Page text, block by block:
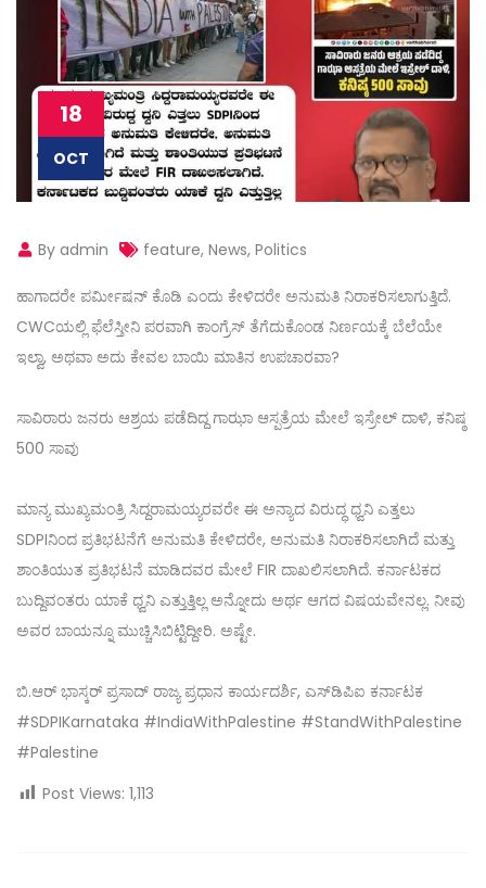
18
OCT
By admin feature, News, Politics
ಹಾಗಾದರೇ ಪರ್ಮೀಷನ್ ಕೊಡಿ ಎಂದು ಕೇಳಿದರೇ ಅನುಮತಿ ನಿರಾಕರಿಸಲಾಗುತ್ತಿದೆ.
CWCಯಲ್ಲಿ ಫೆಲೆಸ್ತೀನಿ ಪರವಾಗಿ ಕಾಂಗ್ರೆಸ್‌ ತೆಗೆದುಕೊಂಡ ನಿರ್ಣಯಕ್ಕೆ ಬೆಲೆಯೇ
ಇಲ್ವಾ, ಅಥವಾ ಅದು ಕೇವಲ ಬಾಯಿ ಮಾತಿನ ಉಪಚಾರವಾ?
ಸಾವಿರಾರು ಜನರು ಆಶ್ರಯ ಪಡೆದಿದ್ದ ಗಾಝಾ ಆಸ್ಪತ್ರೆಯ ಮೇಲೆ ಇಸ್ರೇಲ್ ದಾಳಿ, ಕನಿಷ್ಠ
500 ಸಾವು
ಮಾನ್ಯ ಮುಖ್ಯಮಂತ್ರಿ ಸಿದ್ದರಾಮಯ್ಯರವರೇ ಈ ಅನ್ಯಾದ ವಿರುದ್ಧ ಧ್ವನಿ ಎತ್ತಲು
SDPIನಿಂದ ಪ್ರತಿಭಟನೆಗೆ ಅನುಮತಿ ಕೇಳಿದರೇ, ಅನುಮತಿ ನಿರಾಕರಿಸಲಾಗಿದೆ ಮತ್ತು
ಶಾಂತಿಯುತ ಪ್ರತಿಭಟನೆ ಮಾಡಿದವರ ಮೇಲೆ FIR ದಾಖಲಿಸಲಾಗಿದೆ. ಕರ್ನಾಟಕದ
ಬುದ್ದಿವಂತರು ಯಾಕೆ ಧ್ವನಿ ಎತ್ತುತ್ತಿಲ್ಲ ಅನ್ನೋದು ಅರ್ಥ ಆಗದ ವಿಷಯವೇನಲ್ಲ. ನೀವು
ಅವರ ಬಾಯನ್ನೂ ಮುಚ್ಚಿಸಿಬಿಟ್ಟಿದ್ದೀರಿ. ಅಷ್ಟೇ.
ಬಿ.ಆರ್ ಭಾಸ್ಕರ್ ಪ್ರಸಾದ್ ರಾಜ್ಯ ಪ್ರಧಾನ ಕಾರ್ಯದರ್ಶಿ, ಎಸ್‌ಡಿಪಿಐ ಕರ್ನಾಟಕ
#SDPIKarnataka #IndiaWithPalestine #StandWithPalestine
#Palestine
Post Views: 1,113